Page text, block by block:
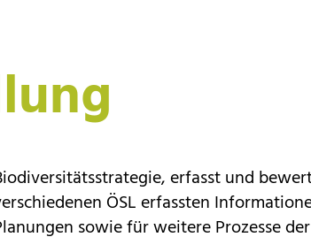
erfasst und
ÖSL erfassten
sowie für weitere Prozesse der Stadt- und